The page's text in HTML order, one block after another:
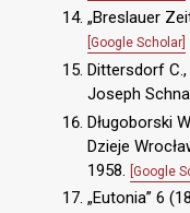
„Breslauer
[Google Scholar]
Dittersdorf
Joseph
Długoborski
Dzieje
1958. [Google
„Eutonia” 6